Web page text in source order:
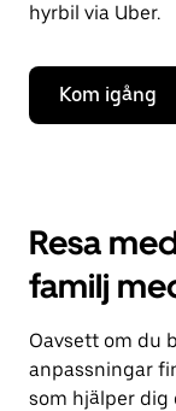
hyrbil via Uber.
Kom igång
Resa
familj
Oavsett om du
anpassningar
som hjälper dig